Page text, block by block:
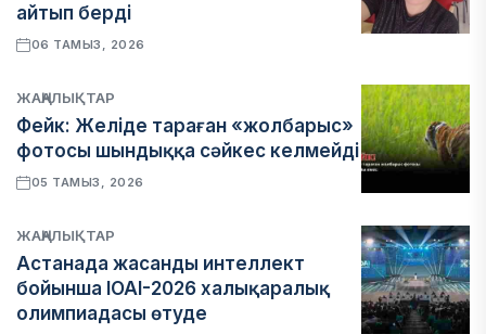
айтып берді
06 ТАМЫЗ, 2026
ЖАҢАЛЫҚТАР
Фейк: Желіде тараған «жолбарыс»
фотосы шындыққа сәйкес келмейді
05 ТАМЫЗ, 2026
ЖАҢАЛЫҚТАР
Астанада жасанды интеллект
бойынша IOAI-2026 халықаралық
олимпиадасы өтуде